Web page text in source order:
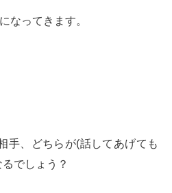
なってきます。
手、どちらが(話してあげても
でしょう？